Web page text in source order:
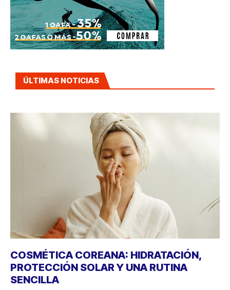
ÚLTIMAS NOTICIAS
COSMÉTICA COREANA: HIDRATACIÓN,
PROTECCIÓN SOLAR Y UNA RUTINA
SENCILLA